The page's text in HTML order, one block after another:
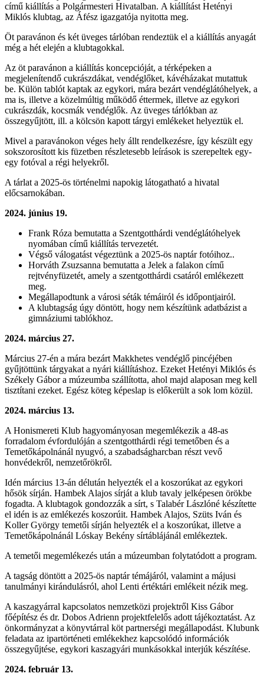
című kiállítás a Polgármesteri Hivatalban. A kiállítást Hetényi
Miklós klubtag, az Áfész igazgatója nyitotta meg.
Öt paravánon és két üveges tárlóban rendeztük el a kiállítás anyagát
még a hét elején a klubtagokkal.
Az öt paravánon a kiállítás koncepcióját, a térképeken a
megjelenítendő cukrászdákat, vendéglőket, kávéházakat mutattuk
be. Külön tablót kaptak az egykori, mára bezárt vendéglátóhelyek, a
ma is, illetve a közelmúltig működő éttermek, illetve az egykori
cukrászdák, kocsmák vendéglők. Az üveges tárlókban az
összegyűjtött, ill. a kölcsön kapott tárgyi emlékeket helyeztük el.
Mivel a paravánokon véges hely állt rendelkezésre, így készült egy
sokszorosított kis füzetben részletesebb leírások is szerepeltek egy-
egy fotóval a régi helyekről.
A tárlat a 2025-ös történelmi napokig látogatható a hivatal
előcsarnokában.
2024. június 19.
Frank Róza bemutatta a Szentgotthárdi vendéglátóhelyek
nyomában című kiállítás tervezetét.
Végső válogatást végeztünk a 2025-ös naptár fotóihoz..
Horváth Zsuzsanna bemutatta a Jelek a falakon című
rejtvényfüzetét, amely a szentgotthárdi csatáról emlékezett
meg.
Megállapodtunk a városi séták témáiról és időpontjairól.
A klubtagság úgy döntött, hogy nem készítünk adatbázist a
gimnáziumi tablókhoz.
2024. március 27.
Március 27-én a mára bezárt Makkhetes vendéglő pincéjében
gyűjtöttünk tárgyakat a nyári kiállításhoz. Ezeket Hetényi Miklós és
Székely Gábor a múzeumba szállította, ahol majd alaposan meg kell
tisztítani ezeket. Egész köteg képeslap is előkerült a sok lom közül.
2024. március 13.
A Honismereti Klub hagyományosan megemlékezik a 48-as
forradalom évfordulóján a szentgotthárdi régi temetőben és a
Temetőkápolnánál nyugvó, a szabadságharcban részt vevő
honvédekről, nemzetőrökről.
Idén március 13-án délután helyezték el a koszorúkat az egykori
hősök sírján. Hambek Alajos sírját a klub tavaly jelképesen örökbe
fogadta. A klubtagok gondozzák a sírt, s Talabér Lászlóné készítette
el idén is az emlékezés koszorúit. Hambek Alajos, Szüts Iván és
Koller György temetői sírján helyezték el a koszorúkat, illetve a
Temetőkápolnánál Lóskay Bekény sírtáblájánál emlékeztek.
A temetői megemlékezés után a múzeumban folytatódott a program.
A tagság döntött a 2025-ös naptár témájáról, valamint a májusi
tanulmányi kirándulásról, ahol Lenti értéktári emlékeit nézik meg.
A kaszagyárral kapcsolatos nemzetközi projektről Kiss Gábor
főépítész és dr. Dobos Adrienn projektfelelős adott tájékoztatást. Az
önkormányzat a könyvtárral köt partnerségi megállapodást. Klubunk
feladata az ipartörténeti emlékekhez kapcsolódó információk
összegyűjtése, egykori kaszagyári munkásokkal interjúk készítése.
2024. február 13.